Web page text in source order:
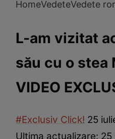
Vedete românești
HomeVedeteVedete
L-am vizitat
său cu o stea
VIDEO
#Exclusiv Click! 25
Ultima actualizare: 25